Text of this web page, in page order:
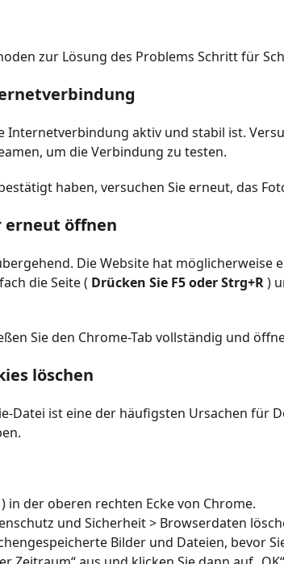
zur Lösung des Problems Schritt für
Internetverbindung aktiv und stabil ist.
um die Verbindung zu testen.
haben, versuchen Sie erneut, das
erneut öffnen
Die Website hat möglicherweise
die Seite ( Drücken Sie F5 oder Strg+R)
Sie den Chrome-Tab vollständig und
löschen
Datei ist eine der häufigsten Ursachen für
in der oberen rechten Ecke von Chrome.
und Sicherheit > Browserdaten
Bilder und Dateien, bevor